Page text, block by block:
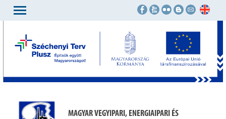
MAGYAR VEGYIPARI, ENERGIAIPARI ÉS